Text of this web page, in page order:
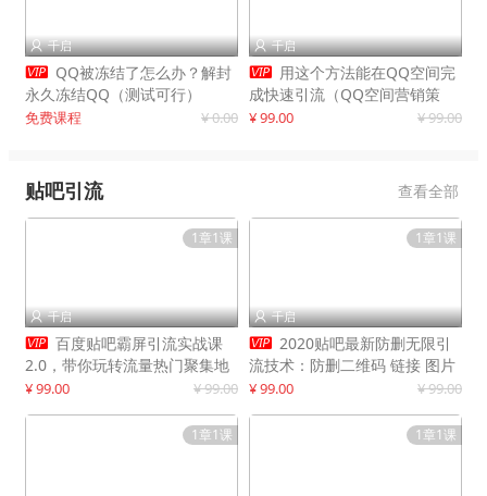
 千启
 QQ被冻结了怎么办？解封
永久冻结QQ（测试可行）
免费课程 ¥ 0.00
 千启
 用这个方法能在QQ空间完
成快速引流（QQ空间营销策
略）
¥ 99.00 ¥ 99.00
贴吧引流 查看全部
1章1课
 千启
 百度贴吧霸屏引流实战课
2.0，带你玩转流量热门聚集地
¥ 99.00 ¥ 99.00
1章1课
 千启
 2020贴吧最新防删无限引
流技术：防删二维码 链接 图片
制作
¥ 99.00 ¥ 99.00
1章1课 1章1课